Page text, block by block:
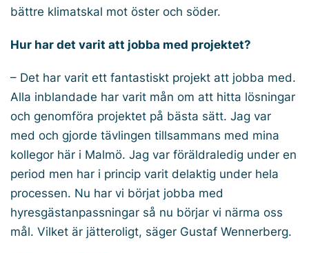
bättre klimatskal mot öster och söder.
Hur har det varit att jobba med projektet?
– Det har varit ett fantastiskt projekt att jobba med.
Alla inblandade har varit mån om att hitta lösningar
och genomföra projektet på bästa sätt. Jag var
med och gjorde tävlingen tillsammans med mina
kollegor här i Malmö. Jag var föräldraledig under en
period men har i princip varit delaktig under hela
processen. Nu har vi börjat jobba med
hyresgästanpassningar så nu börjar vi närma oss
mål. Vilket är jätteroligt, säger Gustaf Wennerberg.